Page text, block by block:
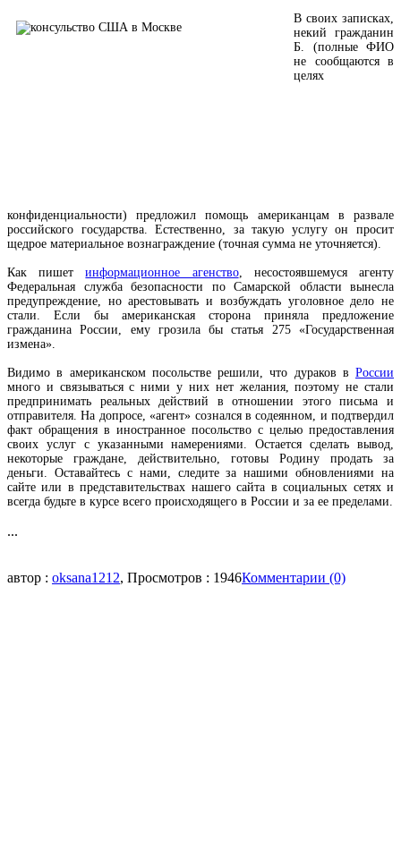
В своих записках,
некий гражданин
Б. (полные ФИО
не сообщаются в
целях
конфиденциальности) предложил помощь американцам в развале
российского государства. Естественно, за такую услугу он просит
щедрое материальное вознаграждение (точная сумма не уточняется).
Как пишетинформационное агенство, несостоявшемуся агенту
Федеральная служба безопасности по Самарской области вынесла
предупреждение, но арестовывать и возбуждать уголовное дело не
стали. Если бы американская сторона приняла предложение
гражданина России, ему грозила бы статья 275 «Государственная
измена».
Видимо в американском посольстве решили, что дураков в России
много и связываться с ними у них нет желания, поэтому не стали
предпринимать реальных действий в отношении этого письма и
отправителя. На допросе, «агент» сознался в содеянном, и подтвердил
факт обращения в иностранное посольство с целью предоставления
своих услуг с указанными намерениями. Остается сделать вывод,
некоторые граждане, действительно, готовы Родину продать за
деньги. Оставайтесь с нами, следите за нашими обновлениями на
сайте или в представительствах нашего сайта в социальных сетях и
всегда будьте в курсе всего происходящего в России и за ее пределами.
...
автор : oksana1212, Просмотров : 1946Комментарии (0)